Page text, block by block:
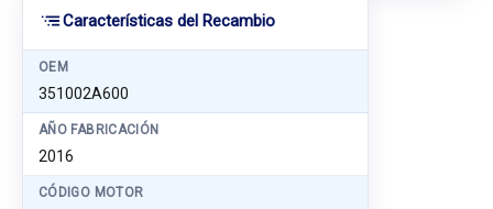
Características del Recambio
OEM
351002A600
AÑO FABRICACIÓN
2016
CÓDIGO MOTOR